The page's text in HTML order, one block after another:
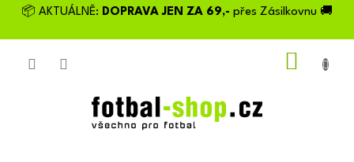
Přejít📦 AKTUÁLNĚ: DOPRAVA JEN ZA 69,- přes Zásilkovnu 🚚